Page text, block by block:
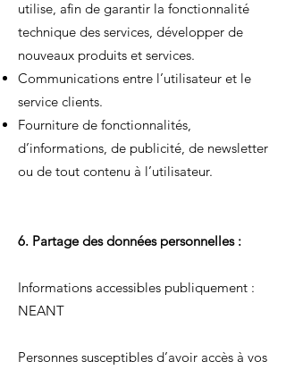
utilise, afin de garantir la fonctionnalité
technique des services, développer de
nouveaux produits et services.
Communications entre l’utilisateur et le
service clients.
Fourniture de fonctionnalités,
d’informations, de publicité, de newsletter
ou de tout contenu à l’utilisateur.
6. Partage des données personnelles :
Informations accessibles publiquement :
NEANT
Personnes susceptibles d’avoir accès à vos